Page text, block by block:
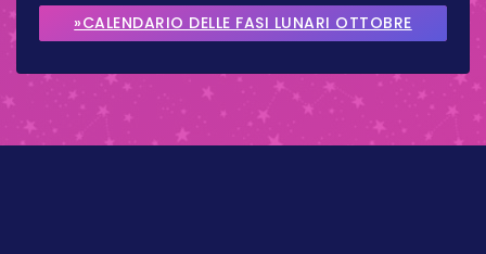
2026
»CALENDARIO DELLE FASI LUNARI OTTOBRE